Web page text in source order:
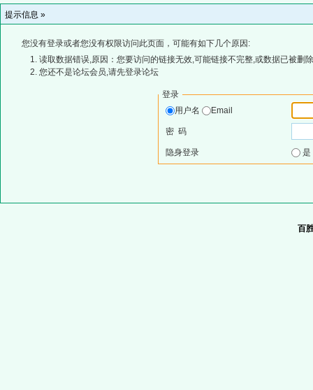
提示信息 »
您没有登录或者您没有权限访问此页面，可能有如下几个原因:
读取数据错误,原因：您要访问的链接无效,可能链接不完整,或数据已被删
您还不是论坛会员,请先登录论坛
登录
用户名
Email
密 码
隐身登录
百